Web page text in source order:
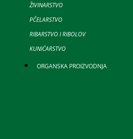
ŽIVINARSTVO
PČELARSTVO
RIBARSTVO I RIBOLOV
KUNIĆARSTVO
ORGANSKA PROIZVODNJA